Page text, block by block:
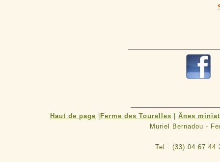
Haut de page Ferme des Tourelles
Ânes
Muriel Bernadou -
Tel : (33) 04 67 44